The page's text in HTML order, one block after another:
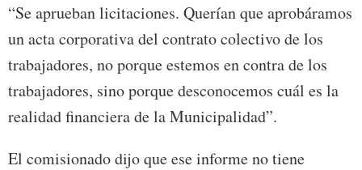
“Se aprueban licitaciones. Querían que aprobáramos
un acta corporativa del contrato colectivo de los
trabajadores, no porque estemos en contra de los
trabajadores, sino porque desconocemos cuál es la
realidad financiera de la Municipalidad”.
El comisionado dijo que ese informe no tiene